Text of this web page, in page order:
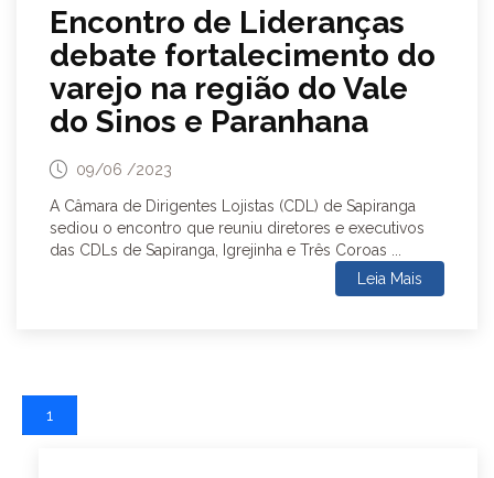
Encontro de Lideranças
debate fortalecimento do
varejo na região do Vale
do Sinos e Paranhana
09/06 /2023
A Câmara de Dirigentes Lojistas (CDL) de Sapiranga
sediou o encontro que reuniu diretores e executivos
das CDLs de Sapiranga, Igrejinha e Três Coroas ...
Leia Mais
1